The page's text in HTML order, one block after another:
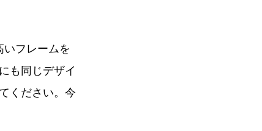
フレームを
も同じデザイ
ください。今